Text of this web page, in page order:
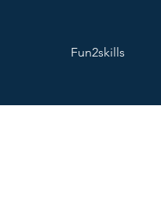
Fun2skills